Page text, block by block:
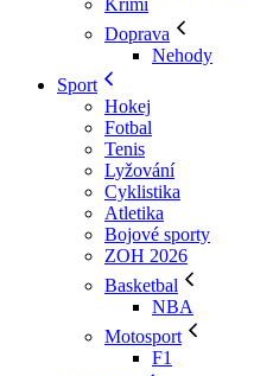
Krimi
Doprava
Nehody
Sport
Hokej
Fotbal
Tenis
Lyžování
Cyklistika
Atletika
Bojové sporty
ZOH 2026
Basketbal
NBA
Motosport
F1